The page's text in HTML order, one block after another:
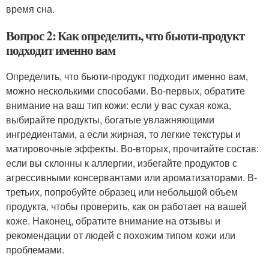
время сна.
Вопрос 2: Как определить, что бьюти-продукт
подходит именно вам
Определить, что бьюти-продукт подходит именно вам,
можно несколькими способами. Во-первых, обратите
внимание на ваш тип кожи: если у вас сухая кожа,
выбирайте продукты, богатые увлажняющими
ингредиентами, а если жирная, то легкие текстуры и
матировочные эффекты. Во-вторых, прочитайте состав:
если вы склонны к аллергии, избегайте продуктов с
агрессивными консервантами или ароматизаторами. В-
третьих, попробуйте образец или небольшой объем
продукта, чтобы проверить, как он работает на вашей
коже. Наконец, обратите внимание на отзывы и
рекомендации от людей с похожим типом кожи или
проблемами.